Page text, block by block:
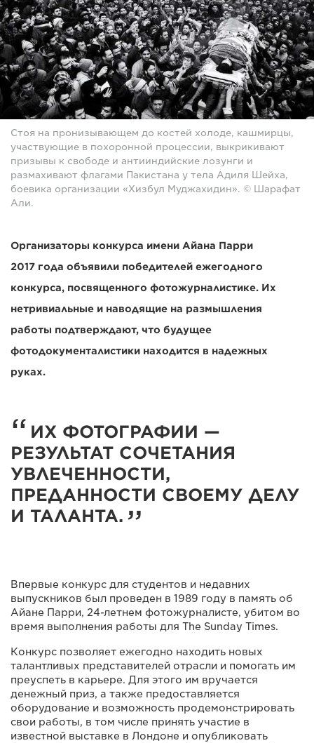
Стоя на пронизывающем до костей холоде, кашмирцы,
участвующие в похоронной процессии, выкрикивают
призывы к свободе и антииндийские лозунги и
размахивают флагами Пакистана у тела Адиля Шейха,
боевика организации «Хизбул Муджахидин». © Шарафат
Али.
Организаторы конкурса имени Айана Парри
2017 года объявили победителей ежегодного
конкурса, посвященного фотожурналистике. Их
нетривиальные и наводящие на размышления
работы подтверждают, что будущее
фотодокументалистики находится в надежных
руках.
ИХ ФОТОГРАФИИ —
РЕЗУЛЬТАТ СОЧЕТАНИЯ
УВЛЕЧЕННОСТИ,
ПРЕДАННОСТИ СВОЕМУ ДЕЛУ
И ТАЛАНТА.
Впервые конкурс для студентов и недавних
выпускников был проведен в 1989 году в память об
Айане Парри, 24-летнем фотожурналисте, убитом во
время выполнения работы для The Sunday Times.
Конкурс позволяет ежегодно находить новых
талантливых представителей отрасли и помогать им
преуспеть в карьере. Для этого им вручается
денежный приз, а также предоставляется
оборудование и возможность продемонстрировать
свои работы, в том числе принять участие в
известной выставке в Лондоне и опубликовать